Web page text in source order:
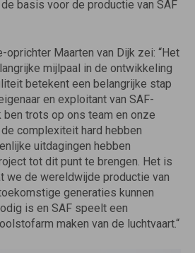
basis voor de productie van SAF
oprichter Maarten van Dijk zei: “Het
mijlpaal in de ontwikkeling
betekent een belangrijke stap
en exploitant van SAF-
trots op ons team en onze
complexiteit hard hebben
uitdagingen hebben
tot dit punt te brengen. Het is
we de wereldwijde productie van
generaties kunnen
is en SAF speelt een
maken van de luchtvaart.“